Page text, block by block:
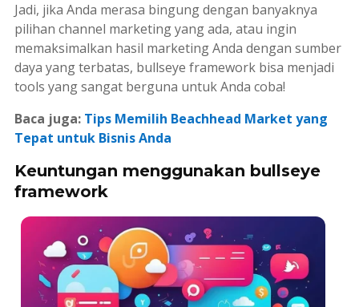
Jadi, jika Anda merasa bingung dengan banyaknya
pilihan channel marketingyang ada, atau ingin
memaksimalkan hasil marketingAnda dengan sumber
daya yang terbatas, bullseye frameworkbisa menjadi
tools yang sangat berguna untuk Anda coba!
Baca juga: Tips Memilih Beachhead Market yang
Tepat untuk Bisnis Anda
Keuntungan menggunakan bullseye
framework